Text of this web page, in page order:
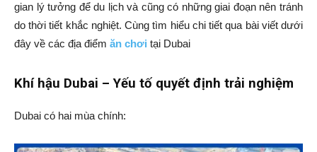
gian lý tưởng để du lịch và cũng có những giai đoạn nên tránh
do thời tiết khắc nghiệt. Cùng tìm hiểu chi tiết qua bài viết dưới
đây về các địa điểm ăn chơi tại Dubai
Khí hậu Dubai – Yếu tố quyết định trải nghiệm
Dubai có hai mùa chính: